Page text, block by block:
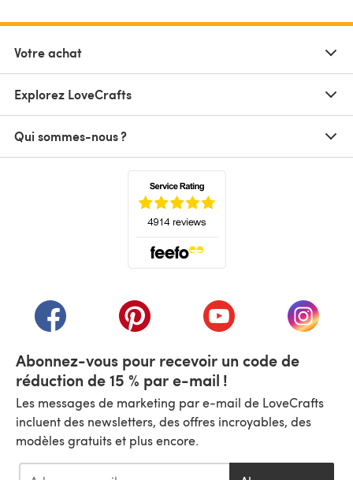
Votre achat
Explorez LoveCrafts
Qui sommes-nous ?
(s'ouvre dans un nouvel onglet)
(s'ouvre dans un nouvel onglet)
(s'ouvre dans un(s'ouvre
Abonnez-vous pour recevoir un code de
réduction de 15 % par e-mail !
Les messages de marketing par e-mail de LoveCrafts
incluent des newsletters, des offres incroyables, des
modèles gratuits et plus encore.